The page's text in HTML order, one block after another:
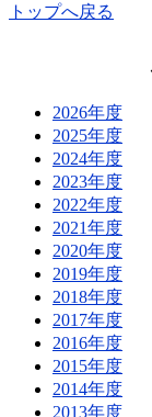
トップへ戻る
2026年度
2025年度
2024年度
2023年度
2022年度
2021年度
2020年度
2019年度
2018年度
2017年度
2016年度
2015年度
2014年度
2013年度